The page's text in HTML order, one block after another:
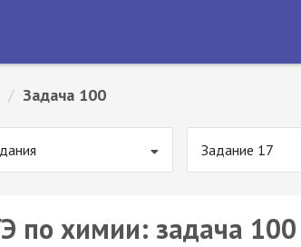
/ Задача 100
Задание 17
по химии: задача 100